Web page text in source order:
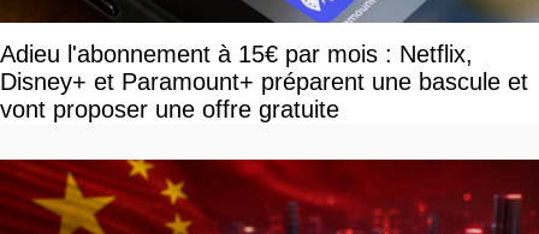
Adieu l'abonnement à 15€ par mois : Netflix,
Disney+ et Paramount+ préparent une bascule et
vont proposer une offre gratuite